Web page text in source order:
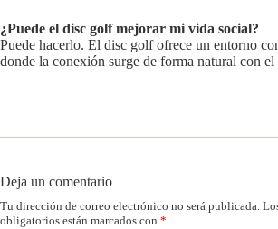
¿Puede el disc golf mejorar mi vida social?
Puede hacerlo. El disc golf ofrece un entorno
donde la conexión surge de forma natural con el
Deja un comentario
Tu dirección de correo electrónico no será publicada.
obligatorios están marcados con *